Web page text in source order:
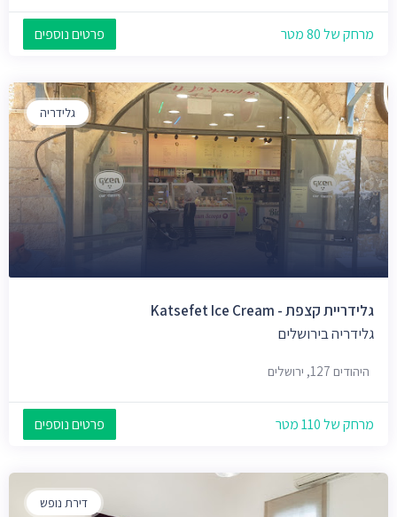
מרחק של 80 מטר פרטים נוספים
גלידריה
גלידריית קצפת - Katsefet Ice Cream
גלידריה בירושלים
היהודים 127, ירושלים
מרחק של 110 מטר פרטים נוספים
דירת נופש